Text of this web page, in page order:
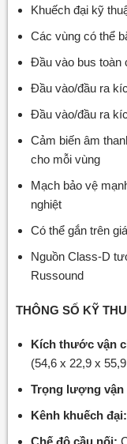
Khuếch đại kỹ
Các vùng có thể
Đầu vào bus toàn
Đầu vào/đầu ra
Đầu vào/đầu ra
Cảm biến âm
cho mỗi vùng
Mạch bảo vệ
nghiệt
Có thể gắn trên giá
Nguồn Class-D
Russound
THÔNG SỐ KỸ
Kích thước vận
(54,6 x 22,9 x
Trọng lượng vận
Kênh khuếch đại: